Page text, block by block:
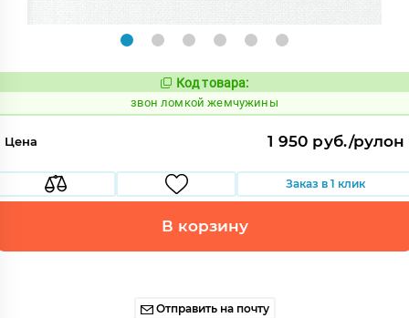
Код:
459151
Код товара:
звон ломкой жемчужины
Цена 1 950 руб./рулон
Заказ в 1 клик
В корзину
Отправить на почту